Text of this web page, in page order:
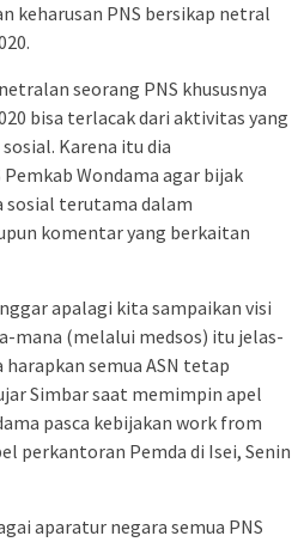
keharusan PNS bersikap netral
seorang PNS khususnya
bisa terlacak dari aktivitas yang
Karena itu dia
Wondama agar bijak
sosial terutama dalam
komentar yang berkaitan
apalagi kita sampaikan visi
mana (melalui medsos) itu jelas-
semua ASN tetap
Simbar saat memimpin apel
pasca kebijakan work from
perkantoran Pemda di Isei, Senin
aparatur negara semua PNS